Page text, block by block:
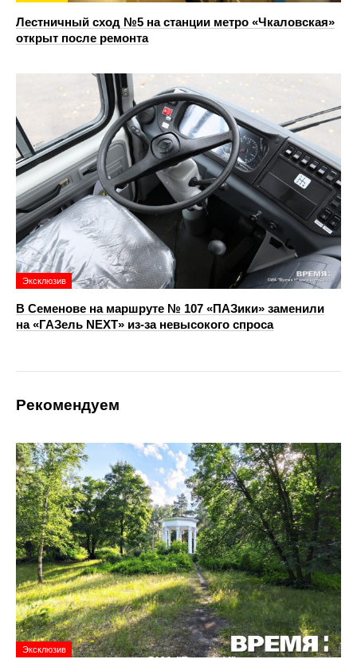
Лестничный сход №5 на станции метро «Чкаловская»
открыт после ремонта
Эксклюзив
В Семенове на маршруте № 107 «ПАЗики» заменили
на «ГАЗель NEXT» из‑за невысокого спроса
Рекомендуем
Эксклюзив